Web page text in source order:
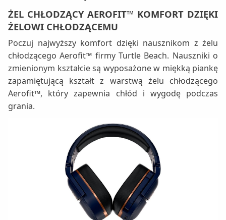
ŻEL CHŁODZĄCY AEROFIT™ KOMFORT DZIĘKI
ŻELOWI CHŁODZĄCEMU
Poczuj najwyższy komfort dzięki nausznikom z żelu
chłodzącego Aerofit™ firmy Turtle Beach. Nauszniki o
zmienionym kształcie są wyposażone w miękką piankę
zapamiętującą kształt z warstwą żelu chłodzącego
Aerofit™, który zapewnia chłód i wygodę podczas
grania.